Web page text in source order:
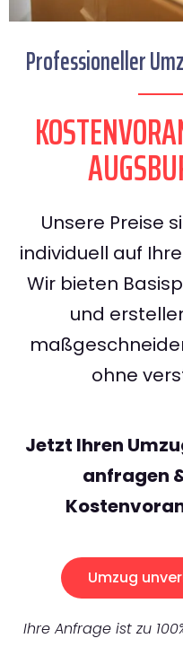
Professioneller
Unsere Preise
individuell auf
Wir bieten
und
ohne
Jetzt Ihren
anfragen
Umzug
Ihre Anfrage ist zu